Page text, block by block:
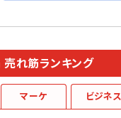
れ筋ランキング
マーケ ビジネス